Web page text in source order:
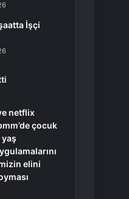
İşçi
netflix
çocuk
yaş
elini